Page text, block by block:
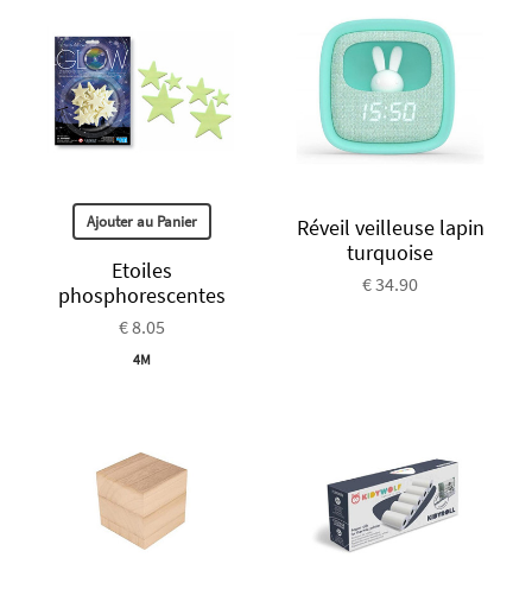
Ajouter au Panier
Etoiles
phosphorescentes
€ 8.05
4M
Réveil veilleuse lapin
turquoise
€ 34.90